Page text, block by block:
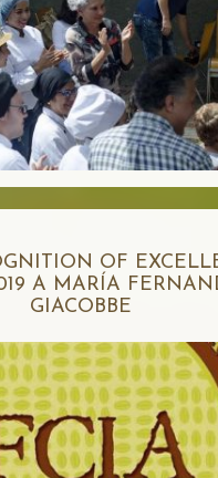
OF
A MARÍA
GIACOBBE